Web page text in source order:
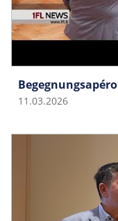
11.03.2026